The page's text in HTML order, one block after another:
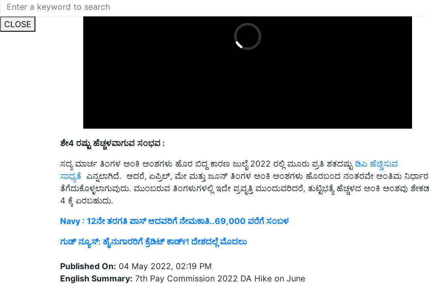
CLOSE
ಷ್ಟು ಹೆಚ್ಚಳವಾಗುವ ಸಂಭವ:
ಸದ್ಯ ಮಾರ್ಚ ತಿಂಗಳ ಅಂಕಿ ಅಂಶಗಳು ಹೊರ ಬಿದ್ದ ಕಾರಣ ಜುಲೈ 2022 ರಲ್ಲಿ ಮೂರು ಪ್ರತಿ ಶತದಷ್ಟು
ಸಾಧ್ಯತೆಎನ್ನಲಾಗಿದೆ. ಆದರೆ, ಏಪ್ರಿಲ್, ಮೇ ಮತ್ತು ಜೂನ್ ತಿಂಗಳ ಅಂಕಿ ಅಂಶಗಳು ಹೊರಬಂದ ನಂತರವೇ ಅಂತಿಮ ನಿರ್ಧಾರ
ತೆಗೆದುಕೊಳ್ಳಲಾಗುವುದು. ಮುಂಬರುವ ತಿಂಗಳುಗಳಲ್ಲಿ ಇದೇ ಪ್ರವೃತ್ತಿ ಮುಂದುವರಿದರೆ, ತುಟ್ಟಿಭತ್ಯೆ ಹೆಚ್ಚಳದ ಅಂಕಿ ಅಂಶವು ಶೇಕಡಾ
4 ಕ್ಕೆ ಏರಬಹುದು.
Navy : 12ನೇ ತರಗತಿ ಪಾಸ್ ಆದವರಿಗೆ ನೇಮಕಾತಿ..69,000 ವರೆಗೆ ಸಂಬಳ
ಗುಡ್‌ ನ್ಯೂಸ್‌: ಹೈನುಗಾರರಿಗೆ ಕ್ರೆಡಿಟ್‌ ಕಾರ್ಡ್‌! ದೇಶದಲ್ಲೆ ಮೊದಲು
English Summary:7th Pay Commission 2022 DA Hike on June